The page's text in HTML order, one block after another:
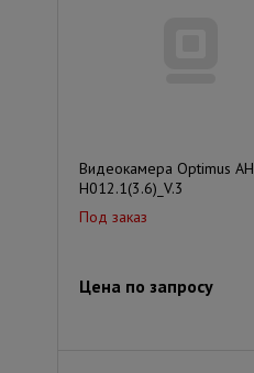
Видеокамера Optimus
H012.1(3.6)_V.3
Под заказ
Цена по запросу